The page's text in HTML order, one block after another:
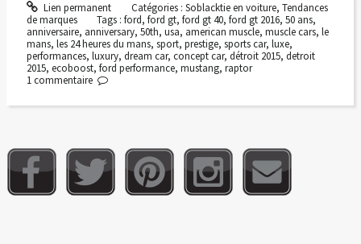
Lien permanent Catégories : Soblacktie en voiture, Tendances
de marques
Tags :ford,ford gt,ford gt 40,ford gt 2016,50 ans,
anniversaire, anniversary, 50th, usa, american muscle, muscle cars, le
mans, les 24 heures du mans, sport, prestige, sports car, luxe,
performances, luxury, dream car, concept car, détroit 2015, detroit
2015, ecoboost, ford performance, mustang, raptor
1 commentaire